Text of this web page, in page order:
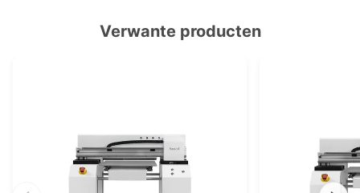
Verwante producten